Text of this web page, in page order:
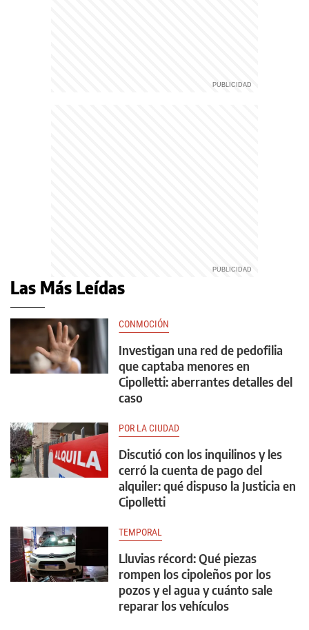
Las Más Leídas
CONMOCIÓN
Investigan una red de pedofilia
que captaba menores en
Cipolletti: aberrantes detalles del
caso
POR LA CIUDAD
Discutió con los inquilinos y les
cerró la cuenta de pago del
alquiler: qué dispuso la Justicia en
Cipolletti
TEMPORAL
Lluvias récord: Qué piezas
rompen los cipoleños por los
pozos y el agua y cuánto sale
reparar los vehículos